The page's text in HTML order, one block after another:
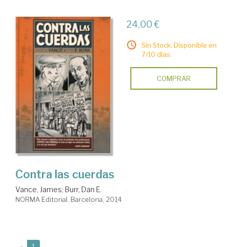
24,00 €
Sin Stock. Disponible en
7/10 días.
COMPRAR
Contra las cuerdas
Vance, James; Burr, Dan E.
NORMA Editorial. Barcelona, 2014